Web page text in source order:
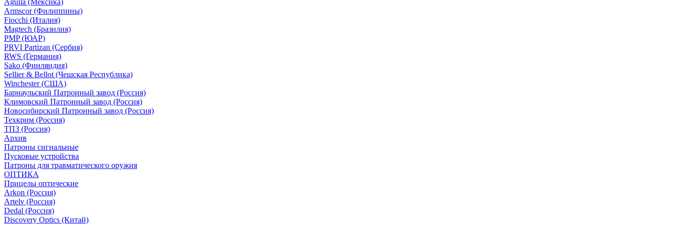
Aguila (Мексика)
Armscor (Филиппины)
Fiocchi (Италия)
Magtech (Бразилия)
PMP (ЮАР)
PRVI Partizan (Сербия)
RWS (Германия)
Sako (Финляндия)
Sellier & Bellot (Чешская Республика)
Winchester (США)
Барнаульский Патронный завод (Россия)
Климовский Патронный завод (Россия)
Новосибирский Патронный завод (Россия)
Техкрим (Россия)
ТПЗ (Россия)
Архив
Патроны сигнальные
Пусковые устройства
Патроны для травматического оружия
ОПТИКА
Прицелы оптические
Arkon (Россия)
Artelv (Россия)
Dedal (Россия)
Discovery Optics (Китай)